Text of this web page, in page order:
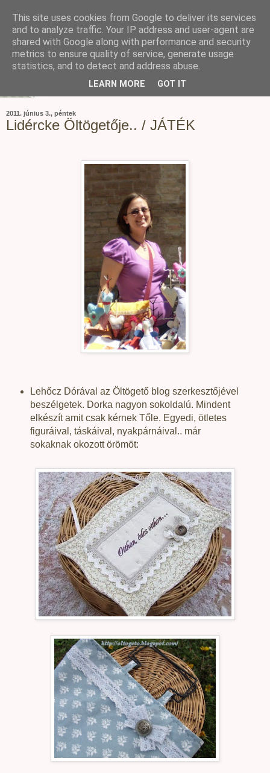
2011. június 3., péntek
Lidércke Öltögetője.. / JÁTÉK
Lehőcz Dórával az Öltögető blog szerkesztőjével
beszélgetek. Dorka nagyon sokoldalú. Mindent
elkészít amit csak kérnek Tőle. Egyedi, ötletes
figuráival, táskáival, nyakpárnáival.. már
sokaknak okozott örömöt:
This site uses cookies from Google to deliver its services
and to analyze traffic. Your IP address and user-agent are
shared with Google along with performance and security
metrics to ensure quality of service, generate usage
statistics, and to detect and address abuse.
LEARN MORE GOT IT